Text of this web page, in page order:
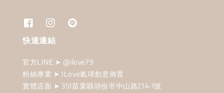
快速連結
官方LINE ➤ @ilove79
粉絲專業 ➤ ILove氣球創意佈置
實體店面 ➤ 351苗栗縣頭份市中山路214-1號